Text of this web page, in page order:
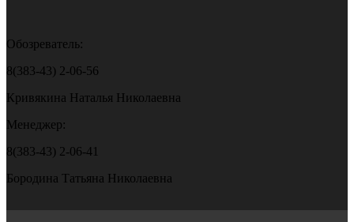
Обозреватель:
8(383-43) 2-06-56
Кривякина Наталья Николаевна
Менеджер:
8(383-43) 2-06-41
Бородина Татьяна Николаевна